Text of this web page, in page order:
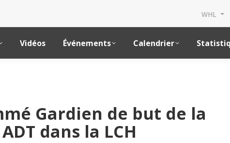
WHL
Vidéos Événements Calendrier
Gardien de but de la
dans la LCH